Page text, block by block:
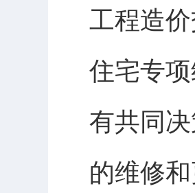
工程造
住宅专
有共同
的维修